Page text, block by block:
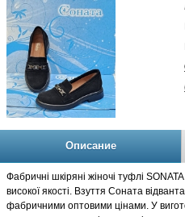
Описание
Фабричні шкіряні жіночі туфлі
високої якості. Взуття Соната
фабричними оптовими цінами. У